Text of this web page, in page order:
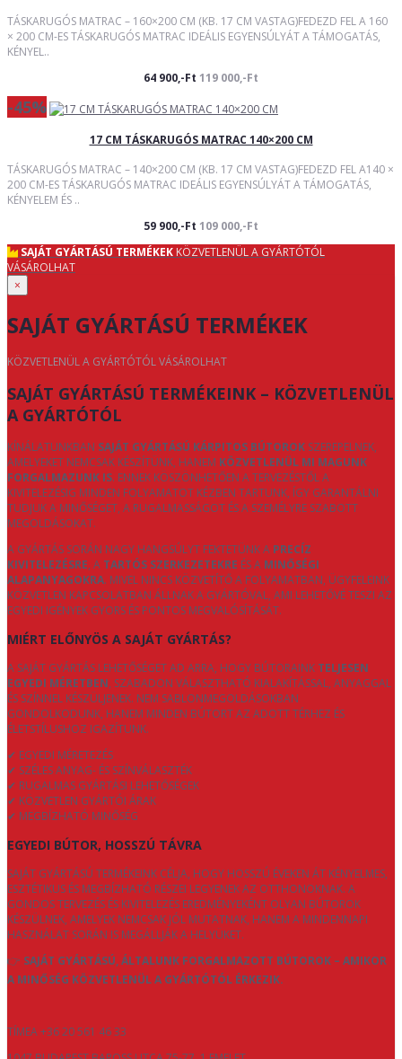
TÁSKARUGÓS MATRAC – 160×200 CM (KB. 17 CM VASTAG)FEDEZD FEL A 160
× 200 CM-ES TÁSKARUGÓS MATRAC IDEÁLIS EGYENSÚLYÁT A TÁMOGATÁS,
KÉNYEL..
64 900,-Ft 119 000,-Ft
-45%
17 CM TÁSKARUGÓS MATRAC 140×200 CM
TÁSKARUGÓS MATRAC – 140×200 CM (KB. 17 CM VASTAG)FEDEZD FEL A140 ×
200 CM-ES TÁSKARUGÓS MATRAC IDEÁLIS EGYENSÚLYÁT A TÁMOGATÁS,
KÉNYELEM ÉS ..
59 900,-Ft 109 000,-Ft
SAJÁT GYÁRTÁSÚ TERMÉKEK KÖZVETLENÜL A GYÁRTÓTÓL
VÁSÁROLHAT
×
SAJÁT GYÁRTÁSÚ TERMÉKEK
KÖZVETLENÜL A GYÁRTÓTÓL VÁSÁROLHAT
SAJÁT GYÁRTÁSÚ TERMÉKEINK – KÖZVETLENÜL
A GYÁRTÓTÓL
KÍNÁLATUNKBAN SAJÁT GYÁRTÁSÚ KÁRPITOS BÚTOROK SZEREPELNEK,
AMELYEKET NEMCSAK KÉSZÍTÜNK, HANEM KÖZVETLENÜL MI MAGUNK
FORGALMAZUNK IS. ENNEK KÖSZÖNHETŐEN A TERVEZÉSTŐL A
KIVITELEZÉSIG MINDEN FOLYAMATOT KÉZBEN TARTUNK, ÍGY GARANTÁLNI
TUDJUK A MINŐSÉGET, A RUGALMASSÁGOT ÉS A SZEMÉLYRE SZABOTT
MEGOLDÁSOKAT.
A GYÁRTÁS SORÁN NAGY HANGSÚLYT FEKTETÜNK A PRECÍZ
KIVITELEZÉSRE, A TARTÓS SZERKEZETEKRE ÉS A MINŐSÉGI
ALAPANYAGOKRA. MIVEL NINCS KÖZVETÍTŐ A FOLYAMATBAN, ÜGYFELEINK
KÖZVETLEN KAPCSOLATBAN ÁLLNAK A GYÁRTÓVAL, AMI LEHETŐVÉ TESZI AZ
EGYEDI IGÉNYEK GYORS ÉS PONTOS MEGVALÓSÍTÁSÁT.
MIÉRT ELŐNYÖS A SAJÁT GYÁRTÁS?
A SAJÁT GYÁRTÁS LEHETŐSÉGET AD ARRA, HOGY BÚTORAINK TELJESEN
EGYEDI MÉRETBEN, SZABADON VÁLASZTHATÓ KIALAKÍTÁSSAL, ANYAGGAL
ÉS SZÍNNEL KÉSZÜLJENEK. NEM SABLONMEGOLDÁSOKBAN
GONDOLKODUNK, HANEM MINDEN BÚTORT AZ ADOTT TÉRHEZ ÉS
ÉLETSTÍLUSHOZ IGAZÍTUNK.
✔ EGYEDI MÉRETEZÉS
✔ SZÉLES ANYAG- ÉS SZÍNVÁLASZTÉK
✔ RUGALMAS GYÁRTÁSI LEHETŐSÉGEK
✔ KÖZVETLEN GYÁRTÓI ÁRAK
✔ MEGBÍZHATÓ MINŐSÉG
EGYEDI BÚTOR, HOSSZÚ TÁVRA
SAJÁT GYÁRTÁSÚ TERMÉKEINK CÉLJA, HOGY HOSSZÚ ÉVEKEN ÁT KÉNYELMES,
ESZTÉTIKUS ÉS MEGBÍZHATÓ RÉSZEI LEGYENEK AZ OTTHONOKNAK. A
GONDOS TERVEZÉS ÉS KIVITELEZÉS EREDMÉNYEKÉNT OLYAN BÚTOROK
KÉSZÜLNEK, AMELYEK NEMCSAK JÓL MUTATNAK, HANEM A MINDENNAPI
HASZNÁLAT SORÁN IS MEGÁLLJÁK A HELYÜKET.
👉 SAJÁT GYÁRTÁSÚ, ÁLTALUNK FORGALMAZOTT BÚTOROK – AMIKOR
A MINŐSÉG KÖZVETLENÜL A GYÁRTÓTÓL ÉRKEZIK.
TÍMEA +36 20 561 46 33